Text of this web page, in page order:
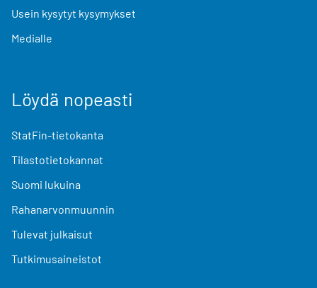
Usein kysytyt kysymykset
Medialle
Löydä nopeasti
StatFin-tietokanta
Tilastotietokannat
Suomi lukuina
Rahanarvonmuunnin
Tulevat julkaisut
Tutkimusaineistot